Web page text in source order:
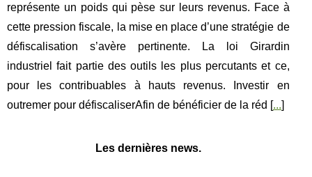
représente un poids qui pèse sur leurs revenus. Face à
cette pression fiscale, la mise en place d’une stratégie de
défiscalisation s’avère pertinente. La loi Girardin
industriel fait partie des outils les plus percutants et ce,
pour les contribuables à hauts revenus. Investir en
outremer pour défiscaliserAfin de bénéficier de la réd [...]
Les dernières news.